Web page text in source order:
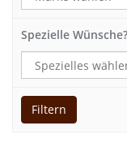
Spezielle Wünsche?
Filtern